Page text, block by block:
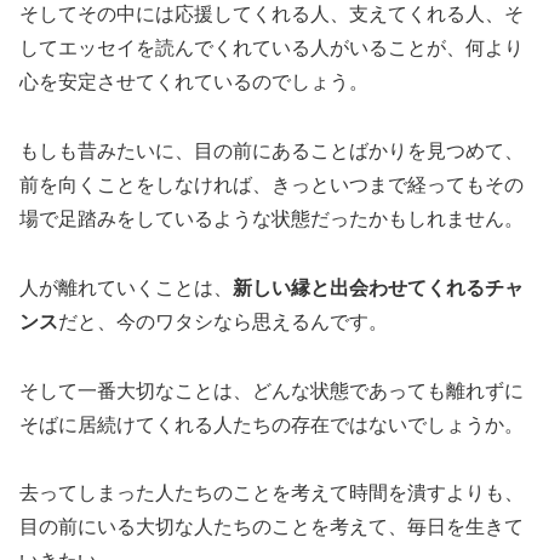
そしてその中には応援してくれる人、支えてくれる人、そ
してエッセイを読んでくれている人がいることが、何より
心を安定させてくれているのでしょう。
もしも昔みたいに、目の前にあることばかりを見つめて、
前を向くことをしなければ、きっといつまで経ってもその
場で足踏みをしているような状態だったかもしれません。
人が離れていくことは、 新しい縁と出会わせてくれるチャ
ンスだと、今のワタシなら思えるんです。
そして一番大切なことは、どんな状態であっても離れずに
そばに居続けてくれる人たちの存在ではないでしょうか。
去ってしまった人たちのことを考えて時間を潰すよりも、
目の前にいる大切な人たちのことを考えて、毎日を生きて